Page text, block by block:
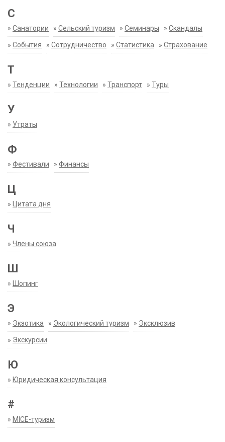
С
» Санатории » Сельский туризм » Семинары » Скандалы
» События » Сотрудничество » Статистика » Страхование
Т
» Тенденции » Технологии » Транспорт » Туры
У
» Утраты
Ф
» Фестивали » Финансы
Ц
» Цитата дня
Ч
» Члены союза
Ш
» Шопинг
Э
» Экзотика » Экологический туризм » Эксклюзив
» Экскурсии
Ю
» Юридическая консультация
#
» MICE-туризм